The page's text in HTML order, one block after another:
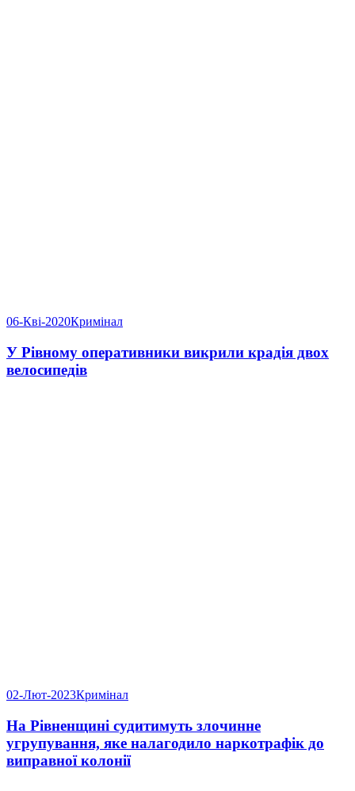
06-Кві-2020Кримінал
У Рівному оперативники викрили крадія двох
велосипедів
02-Лют-2023Кримінал
На Рівненщині судитимуть злочинне
угрупування, яке налагодило наркотрафік до
виправної колонії